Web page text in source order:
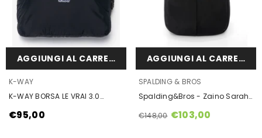
AGGIUNGI AL CARRELLO
VENDOR:
K-WAY
K-WAY BORSA LE VRAI 3.0
MARCEL K1128CW
€95,00
AGGIUNGI AL CARRELLO
VENDOR:
SPALDING & BROS
Spalding&Bros - Zaino Sarah
€148,00 €103,00